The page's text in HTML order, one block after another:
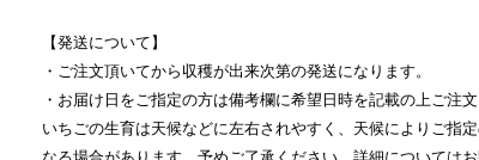
【発送について】
・ご注文頂いてから収穫が出来次第の発送になります。
・お届け日をご指定の方は備考欄に希望日時を記載の上ご注文
いちごの生育は天候などに左右されやすく、天候によりご指